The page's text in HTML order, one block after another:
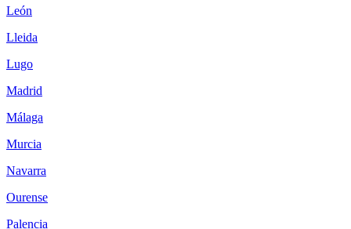
León
Lleida
Lugo
Madrid
Málaga
Murcia
Navarra
Ourense
Palencia